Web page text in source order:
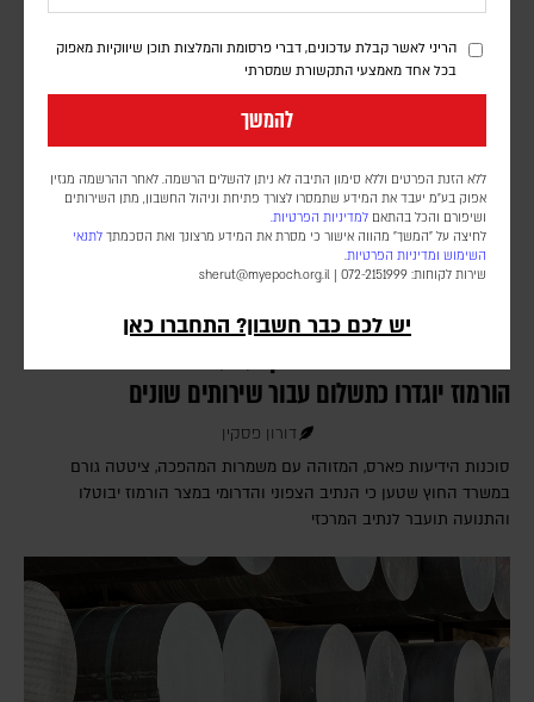
הריני לאשר קבלת עדכונים, דברי פרסומת והמלצות תוכן שיווקיות מאפוק
בכל אחד מאמצעי התקשורת שמסרתי
להמשך
ללא הזנת הפרטים וללא סימון התיבה לא ניתן להשלים הרשמה. לאחר ההרשמה מגזין
אפוק בע״מ יעבד את המידע שתמסרו לצורך פתיחת וניהול החשבון, מתן השירותים
ושיפורם והכל בהתאם למדיניות הפרטיות.
לחיצה על "המשך" מהווה אישור כי מסרת את המידע מרצונך ואת הסכמתך לתנאי
השימוש ומדיניות הפרטיות.
שירות לקוחות: 072-2151999 |
sherut@myepoch.org.il
יש לכם כבר חשבון? התחברו כאן
שאמורה לנהל את הרצועה
דיווח איראני: האגרות שייקבעו עבור כלי השייט במצר
הורמוז יוגדרו כתשלום עבור שירותים שונים
דורון פסקין
סוכנות הידיעות פארס, המזוהה עם משמרות המהפכה, ציטטה גורם
במשרד החוץ שטען כי הנתיב הצפוני והדרומי במצר הורמוז יבוטלו
והתנועה תועבר לנתיב המרכזי